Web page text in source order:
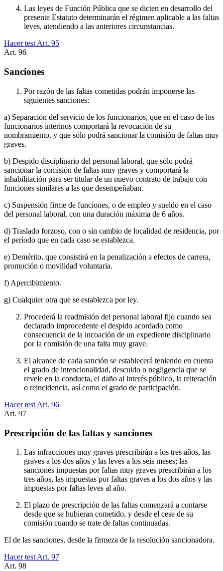
Las leyes de Función Pública que se dicten en desarrollo del
presente Estatuto determinarán el régimen aplicable a las faltas
leves, atendiendo a las anteriores circunstancias.
Hacer test Art. 95
Art. 96
Sanciones
Por razón de las faltas cometidas podrán imponerse las
siguientes sanciones:
a) Separación del servicio de los funcionarios, que en el caso de los
funcionarios interinos comportará la revocación de su
nombramiento, y que sólo podrá sancionar la comisión de faltas muy
graves.
b) Despido disciplinario del personal laboral, que sólo podrá
sancionar la comisión de faltas muy graves y comportará la
inhabilitación para ser titular de un nuevo contrato de trabajo con
funciones similares a las que desempeñaban.
c) Suspensión firme de funciones, o de empleo y sueldo en el caso
del personal laboral, con una duración máxima de 6 años.
d) Traslado forzoso, con o sin cambio de localidad de residencia, por
el período que en cada caso se establezca.
e) Demérito, que consistirá en la penalización a efectos de carrera,
promoción o movilidad voluntaria.
f) Apercibimiento.
g) Cualquier otra que se establezca por ley.
Procederá la readmisión del personal laboral fijo cuando sea
declarado improcedente el despido acordado como
consecuencia de la incoación de un expediente disciplinario
por la comisión de una falta muy grave.
El alcance de cada sanción se establecerá teniendo en cuenta
el grado de intencionalidad, descuido o negligencia que se
revele en la conducta, el daño al interés público, la reiteración
o reincidencia, así como el grado de participación.
Hacer test Art. 96
Art. 97
Prescripción de las faltas y sanciones
Las infracciones muy graves prescribirán a los tres años, las
graves a los dos años y las leves a los seis meses; las
sanciones impuestas por faltas muy graves prescribirán a los
tres años, las impuestas por faltas graves a los dos años y las
impuestas por faltas leves al año.
El plazo de prescripción de las faltas comenzará a contarse
desde que se hubieran cometido, y desde el cese de su
comisión cuando se trate de faltas continuadas.
El de las sanciones, desde la firmeza de la resolución sancionadora.
Hacer test Art. 97
Art. 98